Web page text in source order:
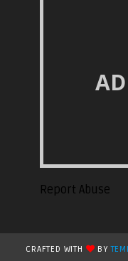
Report Abuse
CRAFTED WITH BY